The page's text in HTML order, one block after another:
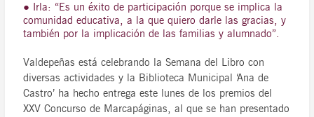
● Irla: “Es un éxito de participación porque se implica la
comunidad educativa, a la que quiero darle las gracias, y
también por la implicación de las familias y alumnado”.
Valdepeñas está celebrando la Semana del Libro con
diversas actividades y la Biblioteca Municipal ‘Ana de
Castro’ ha hecho entrega este lunes de los premios del
XXV Concurso de Marcapáginas, al que se han presentado